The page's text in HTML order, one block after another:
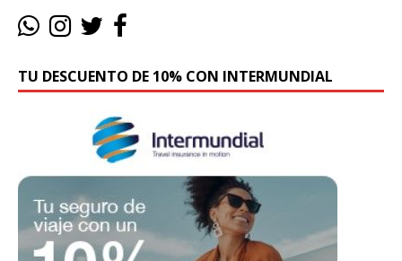
TU DESCUENTO DE 10% CON INTERMUNDIAL